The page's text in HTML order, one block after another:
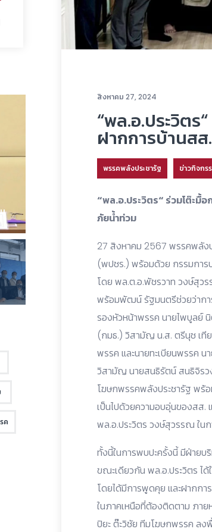
สิงหาคม 27, 2024
“พล.อ.ประวิตร
ฝากการบ้านส
พรรคพลังประชารัฐ ข่าวกิจกร
“พล.อ.ประวิตร“ ร่วมโต๊ะมื้
ภัยน้ำท่วม
27 สิงหาคม 2567 พรรคพลัง
(พปชร.) พร้อมด้วย กรรมกา
โดย พล.ต.อ.พัชรวาท วงษ์สุว
พร้อมพัฒน์ รัฐมนตรีช่วยว่ากา
รองหัวหน้าพรรค นายไพบูลย์
(กมธ.) วิสามัญ น.ส. ตรีนุช เ
พรรค และนายทะเบียนพรรค น
วิสามัญ นายสนธิรัตน์ สนธิจิรว
โฆษกพรรคพลังประชารัฐ พร้อ
เป็นไปด้วยความอบอุ่นของสส.
พล.อ.ประวิตร วงษ์สุวรรณ ใน
ทั้งนี้ในการพบปะครั้งนี้ มีฝ่ายบ
ขณะเดียวกัน พล.อ.ประวิตร ไ
โดยได้มีการพูดคุย และฝากก
ในภาคเหนือที่ต้องติดตาม ภา
ปิยะ ต๊ะวิชัย ทีมโฆษกพรรค ลง
ค